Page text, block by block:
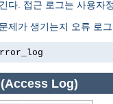
다. 접근 로그는 사용자
제가 생기는지 오류 로
Log)